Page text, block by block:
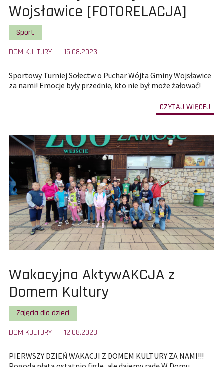
treść
artykułu:
Wojsławice [FOTORELACJA]
Pokaż wszystkie artykuły z kategorii
Sport
DOM KULTURY
15.08.2023
Sportowy Turniej Sołectw o Puchar Wójta Gminy Wojsławice
za nami! Emocje były przednie, kto nie był może żałować!
CZYTAJ WIĘCEJ
o
Pokaż
całą
treść
artykułu:
Wakacyjna AktywAKCJA z
Domem Kultury
Pokaż wszystkie artykuły z kategorii
Zajęcia dla dzieci
DOM KULTURY
12.08.2023
PIERWSZY DZIEŃ WAKACJI Z DOMEM KULTURY ZA NAMI!!!